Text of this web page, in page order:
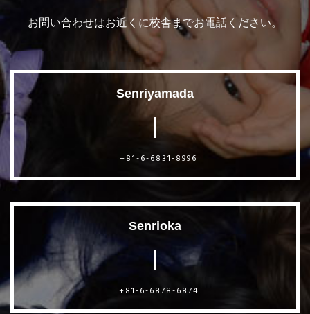
お問い合わせはお近くに校舎までお電話ください。
Senriyamada
+81-6-6831-8996
Senrioka
+81-6-6878-6874